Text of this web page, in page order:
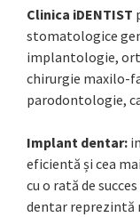
Clinica iDENTIST
stomatologice
implantologie,
chirurgie maxilo-
parodontologie,
Implant dentar:
eficientă și cea
cu o rată de
dentar reprezintă